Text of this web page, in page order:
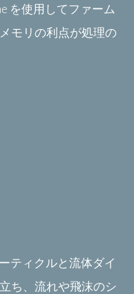
を使用してファーム
モリの利点が処理の
ティクルと流体ダイ
ち、流れや飛沫のシ